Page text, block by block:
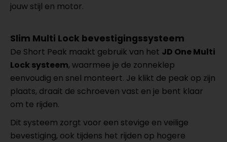
jouw stijl en motor.
Slim Multi Lock bevestigingssysteem
De Short Peak maakt gebruik van het JD One Multi
Lock systeem, waarmee je de zonneklep
eenvoudig en snel monteert. Je klikt de peak op zijn
plaats, draait de schroeven vast en je bent klaar
om te rijden.
Dit systeem zorgt voor een stevige en veilige
bevestiging, ook tijdens het rijden op hogere